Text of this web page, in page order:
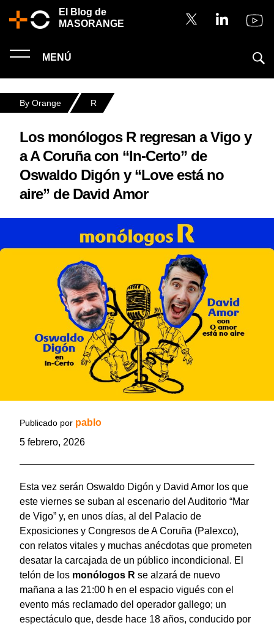
El Blog de
MASORANGE
MENÚ
By Orange R
Los monólogos R regresan a Vigo y
a A Coruña con “In-Certo” de
Oswaldo Digón y “Love está no
aire” de David Amor
Publicado por pablo
5 febrero, 2026
Esta vez serán Oswaldo Digón y David Amor los que
este viernes se suban al escenario del Auditorio “Mar
de Vigo” y, en unos días, al del Palacio de
Exposiciones y Congresos de A Coruña (Palexco),
con relatos vitales y muchas anécdotas que prometen
desatar la carcajada de un público incondicional. El
telón de los monólogos R se alzará de nuevo
mañana a las 21:00 h en el espacio vigués con el
evento más reclamado del operador gallego; un
espectáculo que, desde hace 18 años, conducido por